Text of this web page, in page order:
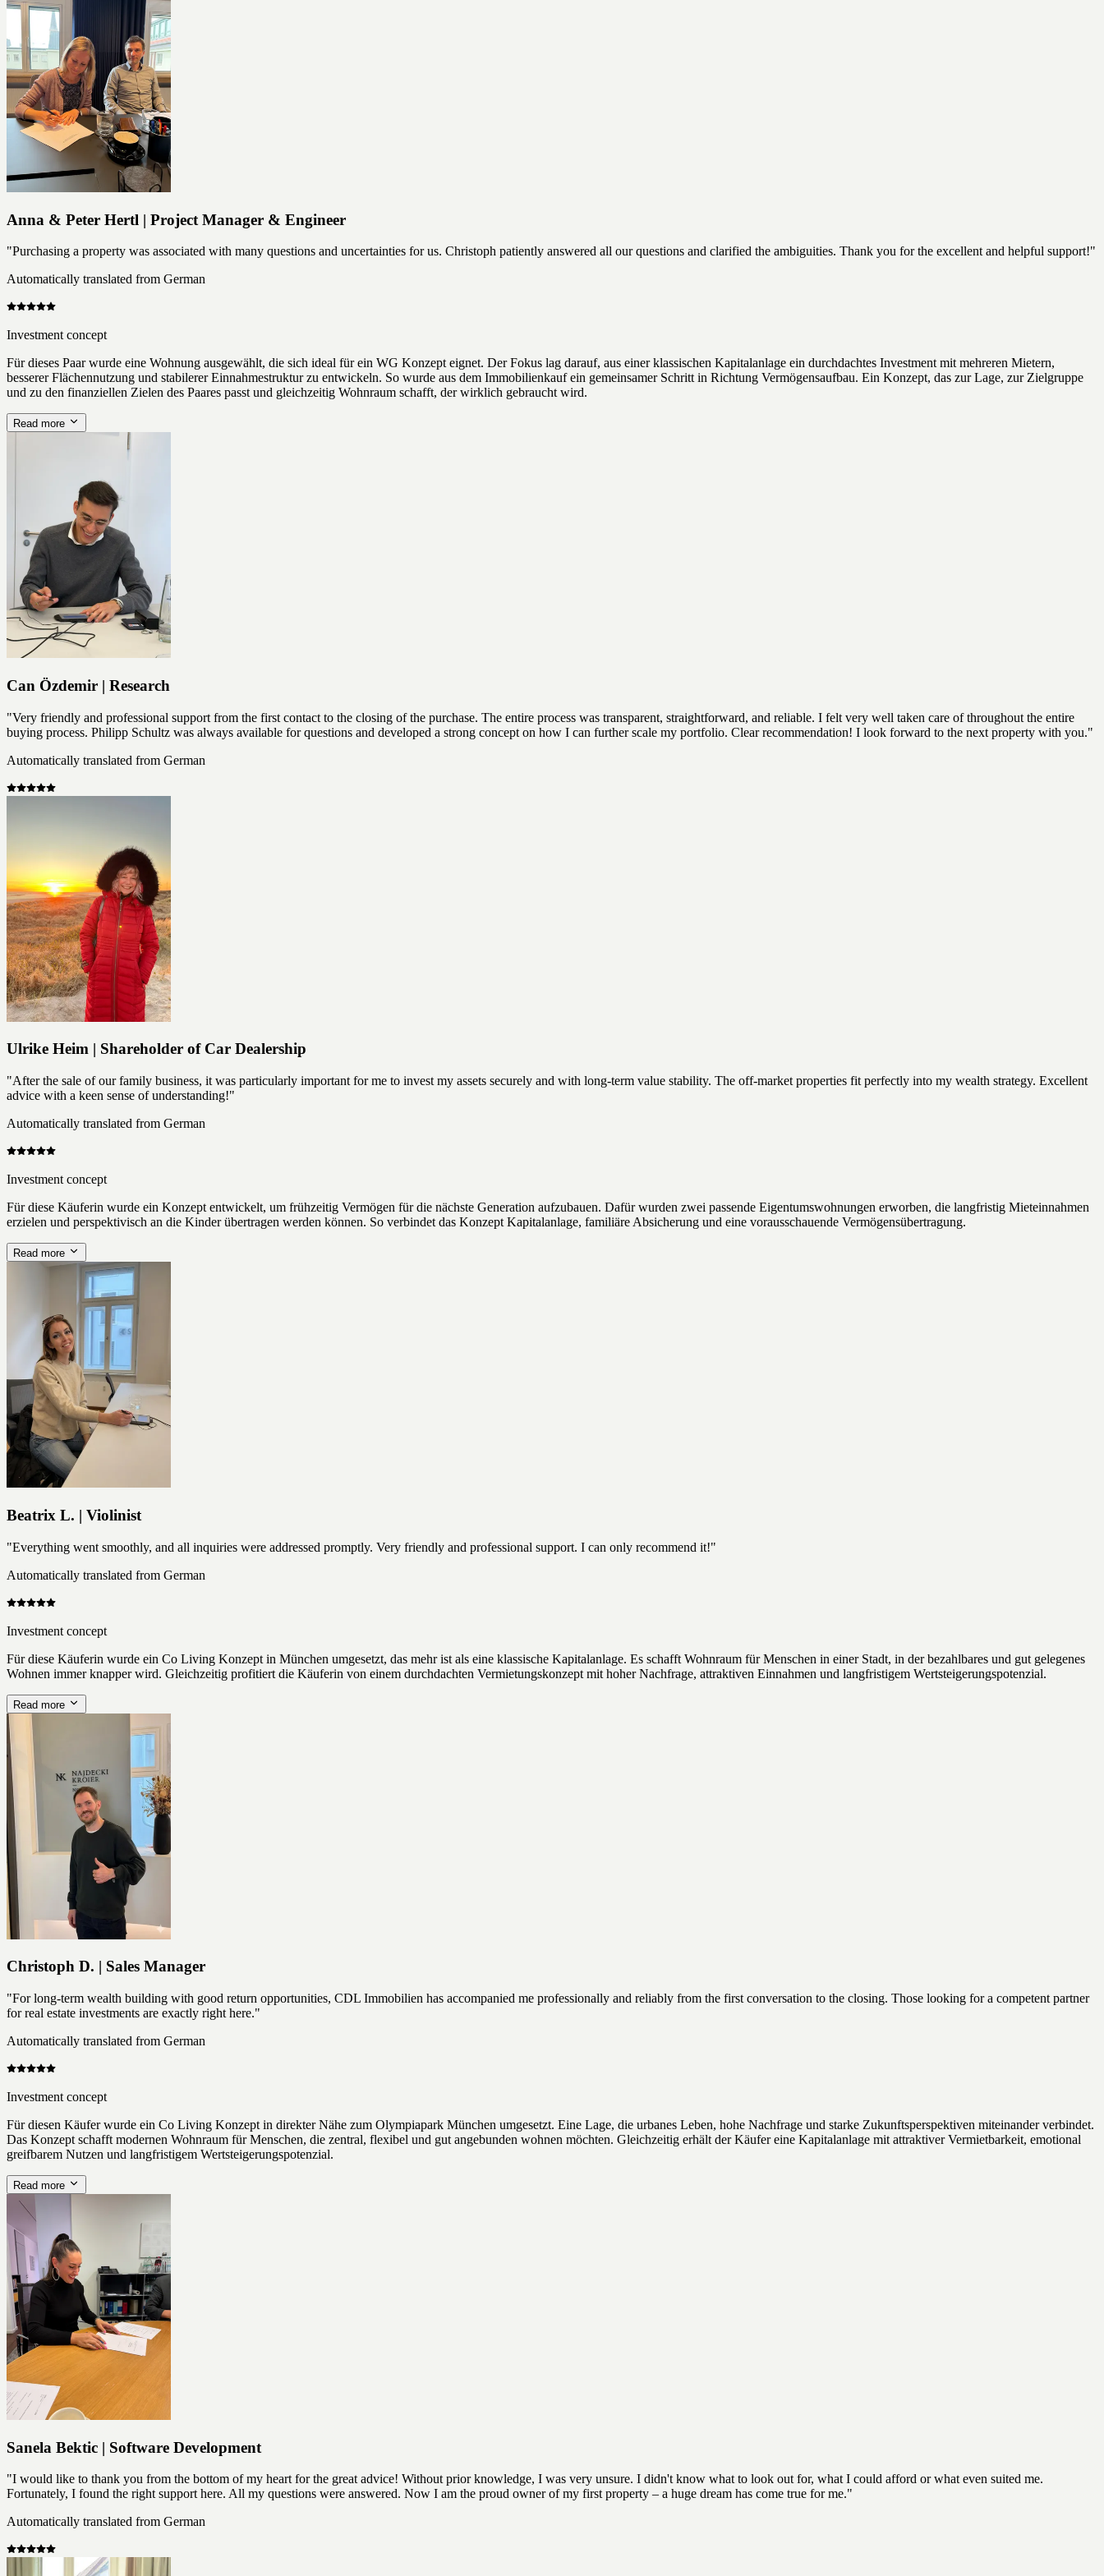
Anna & Peter Hertl | Project Manager & Engineer
"Purchasing a property was associated with many questions and uncertainties for us. Christoph patiently answered all our questions and clarified the ambiguities. Thank you for the excellent and helpful support!"
Automatically translated from German
Investment concept
Für dieses Paar wurde eine Wohnung ausgewählt, die sich ideal für ein WG Konzept eignet. Der Fokus lag darauf, aus einer klassischen Kapitalanlage ein durchdachtes Investment mit mehreren Mietern,
besserer Flächennutzung und stabilerer Einnahmestruktur zu entwickeln. So wurde aus dem Immobilienkauf ein gemeinsamer Schritt in Richtung Vermögensaufbau. Ein Konzept, das zur Lage, zur Zielgruppe
und zu den finanziellen Zielen des Paares passt und gleichzeitig Wohnraum schafft, der wirklich gebraucht wird.
Read more
Can Özdemir | Research
"Very friendly and professional support from the first contact to the closing of the purchase. The entire process was transparent, straightforward, and reliable. I felt very well taken care of throughout the entire
buying process. Philipp Schultz was always available for questions and developed a strong concept on how I can further scale my portfolio. Clear recommendation! I look forward to the next property with you."
Automatically translated from German
Ulrike Heim | Shareholder of Car Dealership
"After the sale of our family business, it was particularly important for me to invest my assets securely and with long-term value stability. The off-market properties fit perfectly into my wealth strategy. Excellent
advice with a keen sense of understanding!"
Automatically translated from German
Investment concept
Für diese Käuferin wurde ein Konzept entwickelt, um frühzeitig Vermögen für die nächste Generation aufzubauen. Dafür wurden zwei passende Eigentumswohnungen erworben, die langfristig Mieteinnahmen
erzielen und perspektivisch an die Kinder übertragen werden können. So verbindet das Konzept Kapitalanlage, familiäre Absicherung und eine vorausschauende Vermögensübertragung.
Read more
Beatrix L. | Violinist
"Everything went smoothly, and all inquiries were addressed promptly. Very friendly and professional support. I can only recommend it!"
Automatically translated from German
Investment concept
Für diese Käuferin wurde ein Co Living Konzept in München umgesetzt, das mehr ist als eine klassische Kapitalanlage. Es schafft Wohnraum für Menschen in einer Stadt, in der bezahlbares und gut gelegenes
Wohnen immer knapper wird. Gleichzeitig profitiert die Käuferin von einem durchdachten Vermietungskonzept mit hoher Nachfrage, attraktiven Einnahmen und langfristigem Wertsteigerungspotenzial.
Read more
Christoph D. | Sales Manager
"For long-term wealth building with good return opportunities, CDL Immobilien has accompanied me professionally and reliably from the first conversation to the closing. Those looking for a competent partner
for real estate investments are exactly right here."
Automatically translated from German
Investment concept
Für diesen Käufer wurde ein Co Living Konzept in direkter Nähe zum Olympiapark München umgesetzt. Eine Lage, die urbanes Leben, hohe Nachfrage und starke Zukunftsperspektiven miteinander verbindet.
Das Konzept schafft modernen Wohnraum für Menschen, die zentral, flexibel und gut angebunden wohnen möchten. Gleichzeitig erhält der Käufer eine Kapitalanlage mit attraktiver Vermietbarkeit, emotional
greifbarem Nutzen und langfristigem Wertsteigerungspotenzial.
Read more
Sanela Bektic | Software Development
"I would like to thank you from the bottom of my heart for the great advice! Without prior knowledge, I was very unsure. I didn't know what to look out for, what I could afford or what even suited me.
Fortunately, I found the right support here. All my questions were answered. Now I am the proud owner of my first property – a huge dream has come true for me."
Automatically translated from German